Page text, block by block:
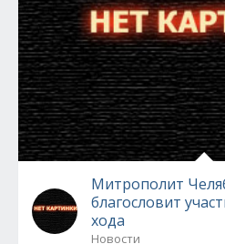
Митрополит
благословит
хода
Новости